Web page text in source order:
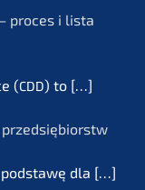
proces i lista
(CDD) to […]
dla […]